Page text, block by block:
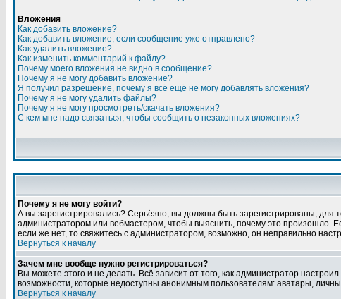
Вложения
Как добавить вложение?
Как добавить вложение, если сообщение уже отправлено?
Как удалить вложение?
Как изменить комментарий к файлу?
Почему моего вложения не видно в сообщение?
Почему я не могу добавить вложение?
Я получил разрешение, почему я всё ещё не могу добавлять вложения?
Почему я не могу удалить файлы?
Почему я не могу просмотреть/скачать вложения?
С кем мне надо связаться, чтобы сообщить о незаконных вложениях?
Почему я не могу войти?
А вы зарегистрировались? Серьёзно, вы должны быть зарегистрированы, для
администратором или вебмастером, чтобы выяснить, почему это произошло.
если же нет, то свяжитесь с администратором, возможно, он неправильно
Вернуться к началу
Зачем мне вообще нужно регистрироваться?
Вы можете этого и не делать. Всё зависит от того, как администратор
возможности, которые недоступны анонимным пользователям: аватары,
Вернуться к началу